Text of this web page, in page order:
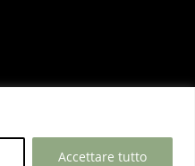
Accettare tutto